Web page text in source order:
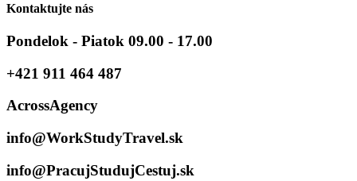
Kontaktujte nás
Pondelok - Piatok 09.00 - 17.00
+421 911 464 487
AcrossAgency
info@WorkStudyTravel.sk
info@PracujStudujCestuj.sk